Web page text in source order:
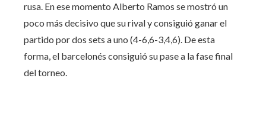
rusa. En ese momento Alberto Ramos se mostró un
poco más decisivo que su rival y consiguió ganar el
partido por dos sets a uno (4-6,6-3,4,6). De esta
forma, el barcelonés consiguió su pase a la fase final
del torneo.